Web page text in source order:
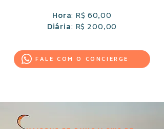
Hora: R$ 60,00
Diária: R$ 200,00
FALE COM O CONCIERGE